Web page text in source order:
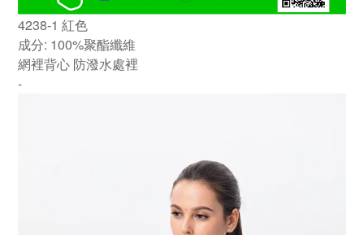
4238-1 紅色
成分: 100%聚酯纖維
網裡背心 防潑水處裡
-